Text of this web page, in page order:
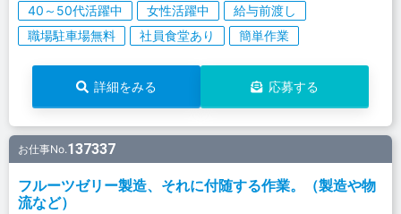
40～50代活躍中
女性活躍中
給与前渡し
職場駐車場無料
社員食堂あり 簡単作業
詳細をみる 応募する
お仕事No.137337
フルーツゼリー製造、それに付随する作業。（製造や物
流など）